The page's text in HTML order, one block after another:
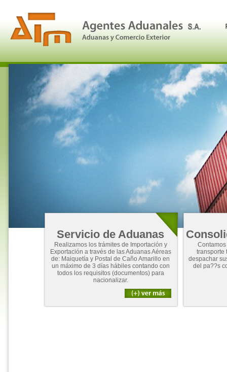
Servicio de Aduanas
Realizamos los trámites de Importación y
Exportación a través de las Aduanas Aéreas
de: Maiquetía y Postal de Caño Amarillo en
un máximo de 3 días hábiles contando con
todos los requisitos (documentos) para
nacionalizar.
transporte
despachar
del pa??s